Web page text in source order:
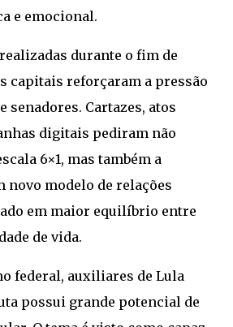
e emocional.
durante o fim de
capitais reforçaram a pressão
senadores. Cartazes, atos
digitais pediram não
6×1, mas também a
novo modelo de relações
em maior equilíbrio entre
de vida.
federal, auxiliares de Lula
possui grande potencial de